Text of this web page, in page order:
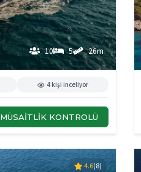
10 5 26m
4 kişi inceliyor
MÜSAITLIK KONTROLÜ
4.6(8)